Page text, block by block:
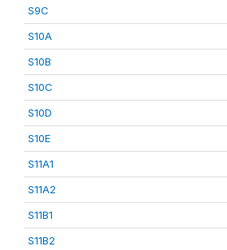
S9C
S10A
S10B
S10C
S10D
S10E
S11A1
S11A2
S11B1
S11B2